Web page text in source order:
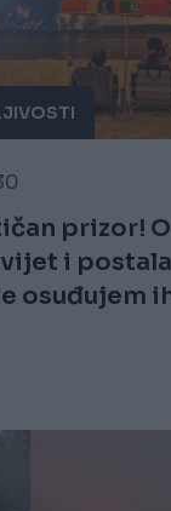
prizor!
i
osuđujem